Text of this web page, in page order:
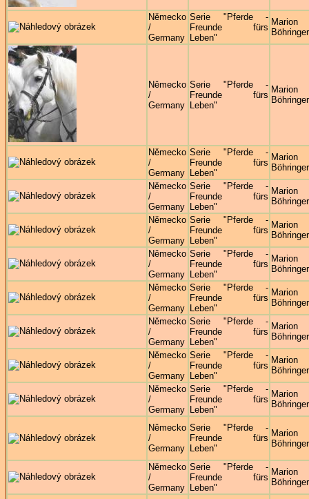
Německo
/
Germany
Serie "Pferde -
Freunde fürs
Leben"
Marion
Böhringer
Německo
/
Germany
Serie "Pferde -
Freunde fürs
Leben"
Marion
Böhringer
Německo
/
Germany
Serie "Pferde -
Freunde fürs
Leben"
Marion
Böhringer
Německo
/
Germany
Serie "Pferde -
Freunde fürs
Leben"
Marion
Böhringer
Německo
/
Germany
Serie "Pferde -
Freunde fürs
Leben"
Marion
Böhringer
Německo
/
Germany
Serie "Pferde -
Freunde fürs
Leben"
Marion
Böhringer
Německo
/
Germany
Serie "Pferde -
Freunde fürs
Leben"
Marion
Böhringer
Německo
/
Germany
Serie "Pferde -
Freunde fürs
Leben"
Marion
Böhringer
Německo
/
Germany
Serie "Pferde -
Freunde fürs
Leben"
Marion
Böhringer
Německo
/
Germany
Serie "Pferde -
Freunde fürs
Leben"
Marion
Böhringer
Německo
/
Germany
Serie "Pferde -
Freunde fürs
Leben"
Marion
Böhringer
Německo
/
Germany
Serie "Pferde -
Freunde fürs
Leben"
Marion
Böhringer